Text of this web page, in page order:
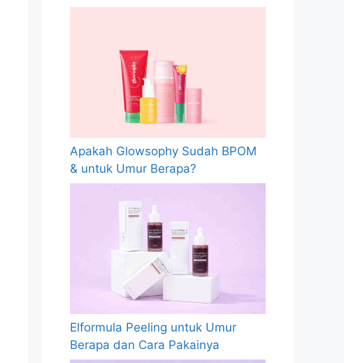
Apakah Glowsophy Sudah BPOM
& untuk Umur Berapa?
Elformula Peeling untuk Umur
Berapa dan Cara Pakainya